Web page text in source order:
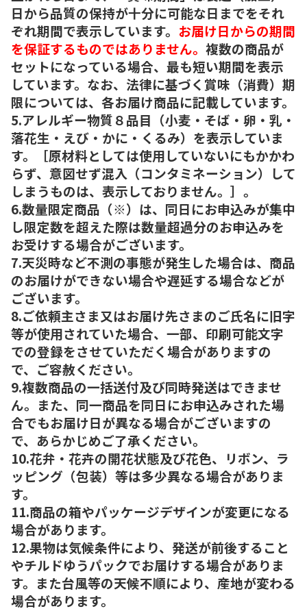
日から品質の保持が十分に可能な日までをそれ
ぞれ期間で表示しています。 お届け日からの期間
を保証するものではありません。 複数の商品が
セットになっている場合、最も短い期間を表示
しています。なお、法律に基づく賞味（消費）期
限については、各お届け商品に記載しています。
5.アレルギー物質８品目（小麦・そば・卵・乳・
落花生・えび・かに・くるみ）を表示していま
す。［原材料としては使用していないにもかかわ
らず、意図せず混入（コンタミネーション）して
しまうものは、表示しておりません。］。
6.数量限定商品（※）は、同日にお申込みが集中
し限定数を超えた際は数量超過分のお申込みを
お受けする場合がございます。
7.天災時など不測の事態が発生した場合は、商品
のお届けができない場合や遅延する場合などが
ございます。
8.ご依頼主さま又はお届け先さまのご氏名に旧字
等が使用されていた場合、一部、印刷可能文字
での登録をさせていただく場合がありますの
で、ご容赦ください。
9.複数商品の一括送付及び同時発送はできませ
ん。また、同一商品を同日にお申込みされた場
合でもお届け日が異なる場合がございますの
で、あらかじめご了承ください。
10.花弁・花卉の開花状態及び花色、リボン、ラ
ッピング（包装）等は多少異なる場合がありま
す。
11.商品の箱やパッケージデザインが変更になる
場合があります。
12.果物は気候条件により、発送が前後すること
やチルドゆうパックでお届けする場合がありま
す。また台風等の天候不順により、産地が変わる
場合があります。